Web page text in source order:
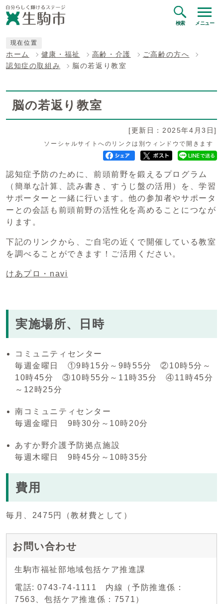
検索 メニュー
現在位置
ホーム 健康・福祉 高齢・介護
ご高齢の方へ
認知症の取組み
脳の若返り教室
脳の若返り教室
[更新日：2025年4月3日]
ソーシャルサイトへのリンクは別ウィンドウで開きます
認知症予防のために、前頭前野を鍛えるプログラム
（簡単な計算、読み書き、すうじ盤の活用）を、学習
サポーターと一緒に行います。他の参加者やサポータ
ーとの会話も前頭前野の活性化を高めることにつなが
ります。
下記のリンクから、ご自宅の近くで開催している教室
を調べることができます！ご活用ください。
けあプロ・navi
実施場所、日時
コミュニティセンター
毎週金曜日 ①9時15分～9時55分 ②10時5分～
10時45分 ③10時55分～11時35分 ④11時45分
～12時25分
南コミュニティセンター
毎週金曜日 9時30分～10時20分
あすか野介護予防拠点施設
毎週木曜日 9時45分～10時35分
費用
毎月、2475円（教材費として）
お問い合わせ
生駒市福祉部地域包括ケア推進課
電話: 0743-74-1111 内線（予防推進係：
7563、包括ケア推進係：7571）